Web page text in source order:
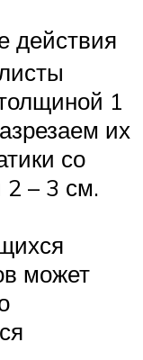
действия
1
их
со
2 – 3 см.
может